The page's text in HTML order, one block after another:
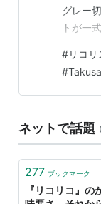
グレー
トが一
いた濃
ン袖口
#リコ
#
ネットで話題
277 ブックマーク
『リコリコ』の